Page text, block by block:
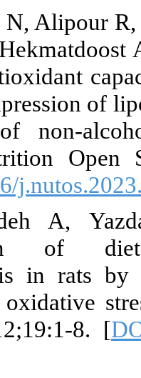
28. Aryaeian
Hosseini A,
enzymes,
and genes
rat model
Clinical
[
29.
reduction of
science.